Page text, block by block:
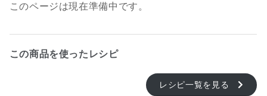
このページは現在準備中です。
この商品を使ったレシピ
レシピ一覧を見る